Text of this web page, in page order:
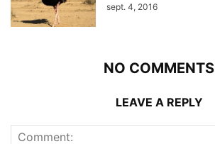
sept. 4, 2016
NO COMMENTS
LEAVE A REPLY